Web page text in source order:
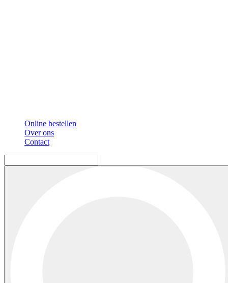
Online bestellen
Over ons
Contact